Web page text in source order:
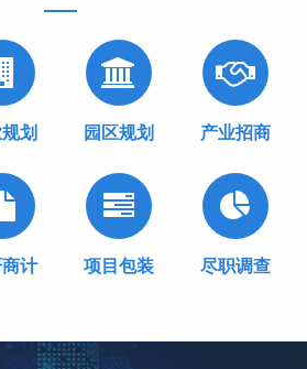
划 园区规划 产业招商
计 项目包装 尽职调查